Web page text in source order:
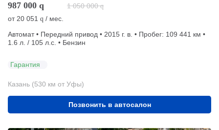
987 000 q 1 050 000 q
от 20 051 q / мес.
Автомат • Передний привод • 2015 г. в. • Пробег: 109 441 км •
1.6 л. / 105 л.с. • Бензин
Гарантия
Казань (530 км от Уфы)
Позвонить в автосалон